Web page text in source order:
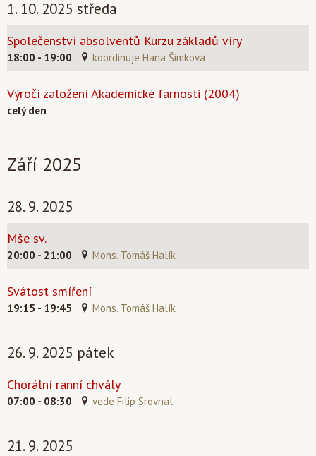
1. 10. 2025 středa
Společenství absolventů Kurzu základů víry
18:00 - 19:00 koordinuje Hana Šimková
Výročí založení Akademické farnosti (2004)
celý den
Září 2025
28. 9. 2025
Mše sv.
20:00 - 21:00 Mons. Tomáš Halík
Svátost smíření
19:15 - 19:45 Mons. Tomáš Halík
26. 9. 2025 pátek
Chorální ranní chvály
07:00 - 08:30 vede Filip Srovnal
21. 9. 2025